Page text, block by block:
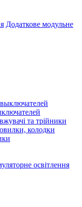
Додаткове модульне
та трійники
колодки
освітлення